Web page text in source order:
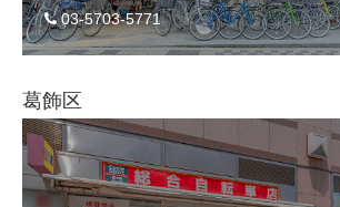
03-5703-5771
葛飾区